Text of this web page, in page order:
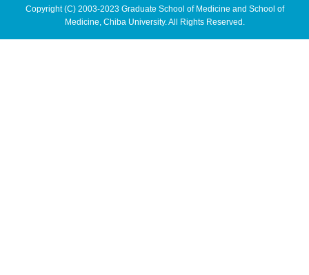
Copyright (C) 2003-2023 Graduate School of Medicine and School of
Medicine, Chiba University. All Rights Reserved.